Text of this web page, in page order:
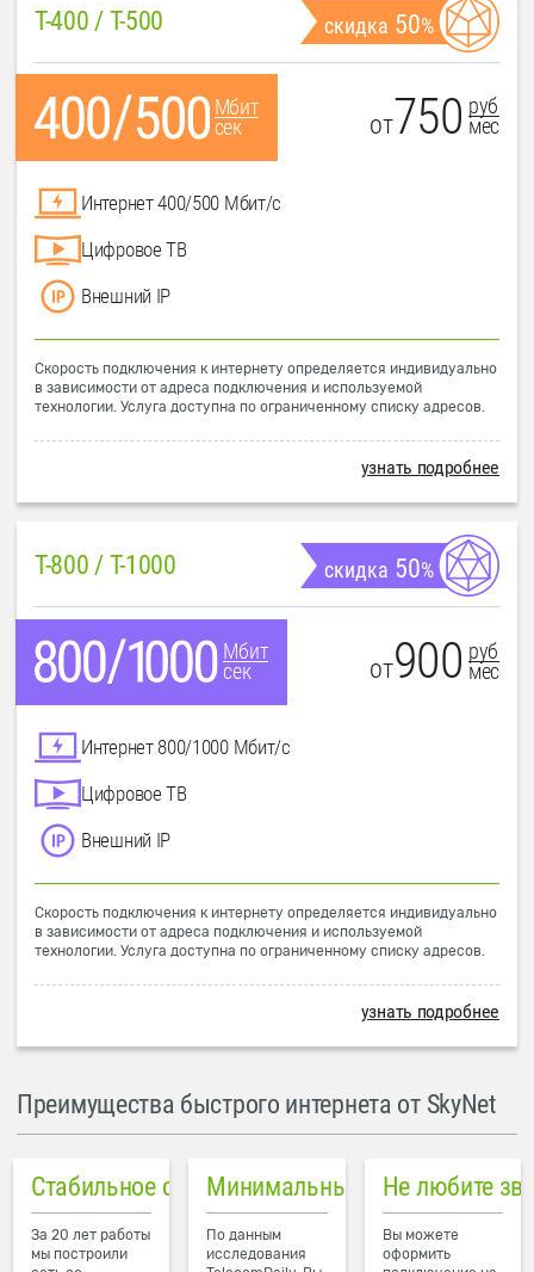
T-400 / T-500 скидка 50%
Мбит
сек
от750 руб
мес
Интернет 400/500 Мбит/с
Цифровое ТВ
Внешний IP
Скорость подключения к интернету определяется индивидуально
в зависимости от адреса подключения и используемой
технологии. Услуга доступна по ограниченному списку адресов.
узнать подробнее
T-800 / T-1000 скидка 50%
Мбит
сек
от900 руб
мес
Интернет 800/1000 Мбит/с
Цифровое ТВ
Внешний IP
Скорость подключения к интернету определяется индивидуально
в зависимости от адреса подключения и используемой
технологии. Услуга доступна по ограниченному списку адресов.
узнать подробнее
Преимущества быстрого интернета от SkyNet
Стабильное соединение
За 20 лет работы
мы построили
Минимальный пинг в городе
По данным
исследования
Не любите
Вы можете
оформить